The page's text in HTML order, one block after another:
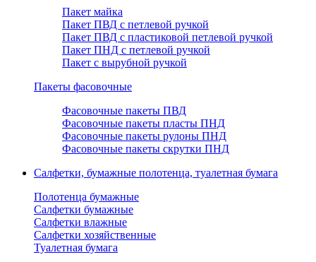
Пакет майка
Пакет ПВД с петлевой ручкой
Пакет ПВД с пластиковой петлевой ручкой
Пакет ПНД с петлевой ручкой
Пакет с вырубной ручкой
Пакеты фасовочные
Фасовочные пакеты ПВД
Фасовочные пакеты пласты ПНД
Фасовочные пакеты рулоны ПНД
Фасовочные пакеты скрутки ПНД
Салфетки, бумажные полотенца, туалетная бумага
Полотенца бумажные
Салфетки бумажные
Салфетки влажные
Салфетки хозяйственные
Туалетная бумага